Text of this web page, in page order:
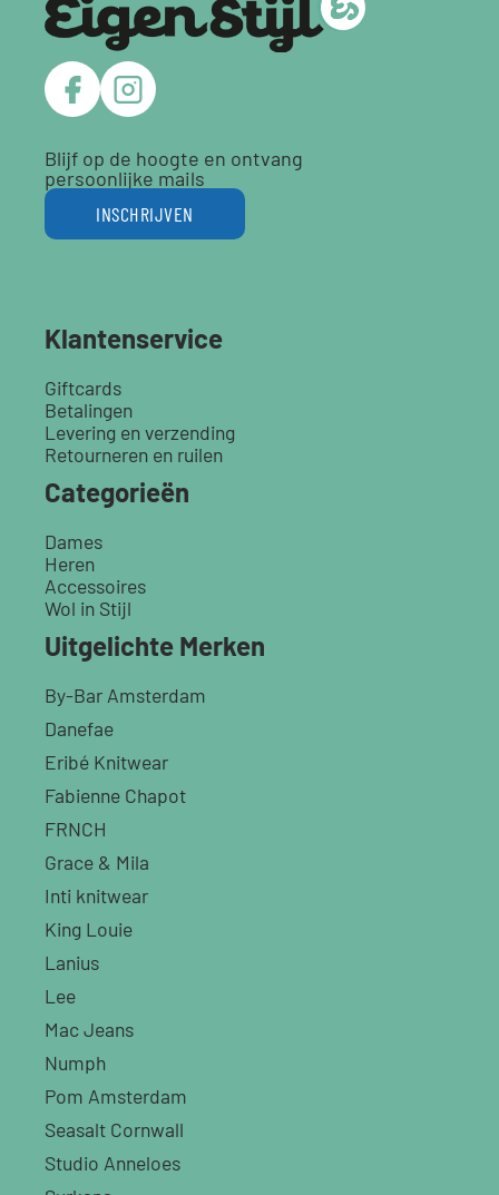
Blijf op de hoogte en ontvang
persoonlijke mails
INSCHRIJVEN
Klantenservice
Giftcards
Betalingen
Levering en verzending
Retourneren en ruilen
Categorieën
Dames
Heren
Accessoires
Wol in Stijl
Uitgelichte Merken
By-Bar Amsterdam
Danefae
Eribé Knitwear
Fabienne Chapot
FRNCH
Grace & Mila
Inti knitwear
King Louie
Lanius
Lee
Mac Jeans
Numph
Pom Amsterdam
Seasalt Cornwall
Studio Anneloes